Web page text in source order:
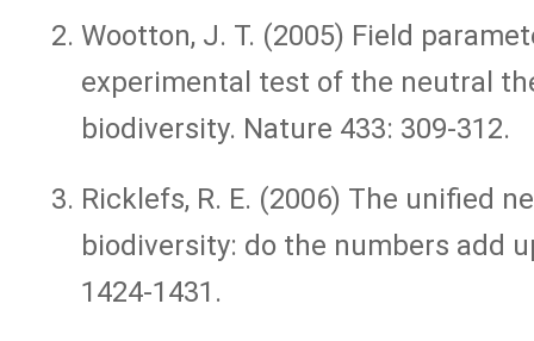
Wootton, J. T. (2005) Field
experimental test of the neutral
biodiversity. Nature 433: 309-312.
Ricklefs, R. E. (2006) The unified
biodiversity: do the numbers add
1424-1431.